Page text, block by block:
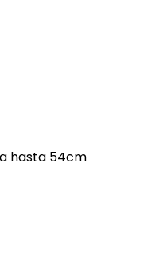
hasta 54cm